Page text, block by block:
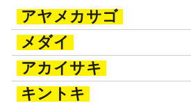
アヤメカサゴ
メダイ
アカイサキ
キントキ